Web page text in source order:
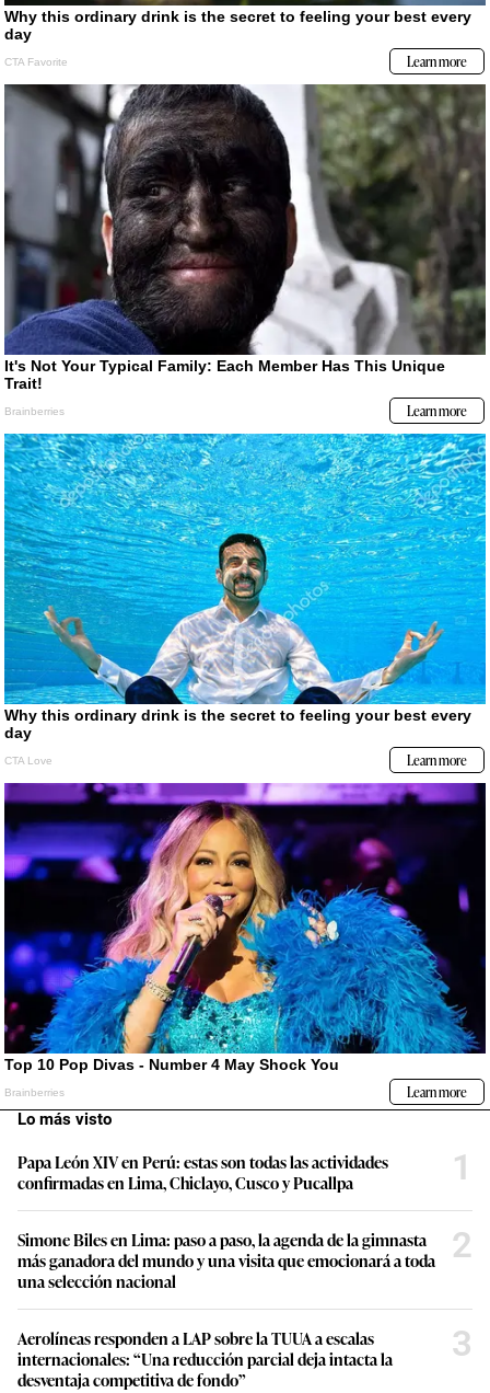
Lo más visto
Papa León XIV en Perú: estas son todas las actividades
confirmadas en Lima, Chiclayo, Cusco y Pucallpa
1
Simone Biles en Lima: paso a paso, la agenda de la gimnasta
más ganadora del mundo y una visita que emocionará a toda
una selección nacional
2
Aerolíneas responden a LAP sobre la TUUA a escalas
internacionales: “Una reducción parcial deja intacta la
desventaja competitiva de fondo”
3